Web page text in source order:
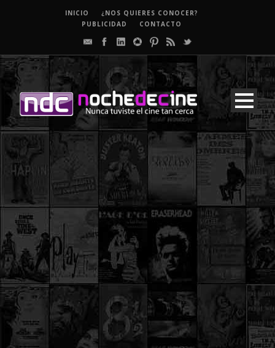
INICIO
¿NOS QUIERES CONOCER?
PUBLICIDAD
CONTACTO